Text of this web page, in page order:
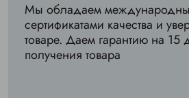
Мы обладаем
сертификатами качества и
товаре. Даем гарантию на 15
получения товара